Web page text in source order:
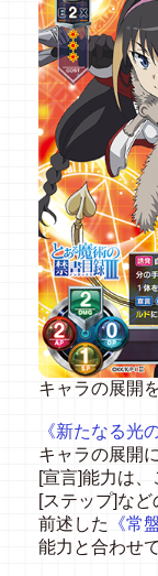
キャラの展開
《新たなる光
キャラの展開
[宣言]能力は
[ステップ]な
前述した
《常
能力と合わせ